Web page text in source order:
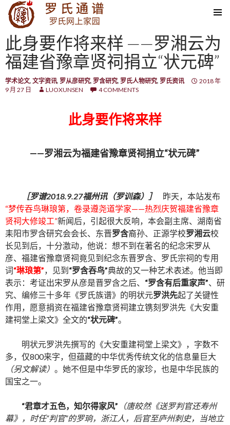
SKIP TO CONTENT
此身要作将来样 ——罗湘云为
福建省豫章贤祠捐立“状元碑”
学术论文, 文字资讯, 罗从彦研究, 罗含研究, 罗氏人物研究, 罗氏资讯
2018 年
9 月 27 日
LUOXUNSEN 4 COMMENTS
此身要作将来样
——罗湘云为福建省豫章贤祠捐立“状元碑”
［罗谱2018.9.27福州讯（罗训森）］
昨天，本站发布
“梦传吞鸟琳琅第，卷录遵尧道学家——热烈庆贺福建省豫章
贤祠大修竣工”新闻后，引起很大反响，本会副主席、湖南省
耒阳市罗含研究会会长、东晋罗含裔孙、正源学校罗湘云校
长见到后，十分激动，他说：想不到在著名的纪念宋罗从
彦、福建省豫章贤祠竟见到纪念东晋罗含、罗氏宗祠的专用
词“琳琅第”，见到“罗含吞鸟”典故的又一种艺术表述。他当即
表示：考证出宋罗从彦是晋罗含之后、 “罗含有后重家声”、研
究、编修三十多年《罗氏族谱》的明状元罗洪先起了关键性
作用，愿意捐资在福建省豫章贤祠建立镌刻罗洪先《大安重
建祠堂上梁文》全文的“状元碑”。
明状元罗洪先撰写的《大安重建祠堂上梁文》，字数不
多，仅800来字，但蕴藏的中华优秀传统文化的信息量巨大
（另文解读） 。她不但是中华罗氏的家珍，也是中华民族的
国宝之一。
“君章才五色，知尔得家风” （唐皎然《送罗判官还寿州
幕》，时任“判官”的罗珦，浙江人，后官至庐州刺史，当地立